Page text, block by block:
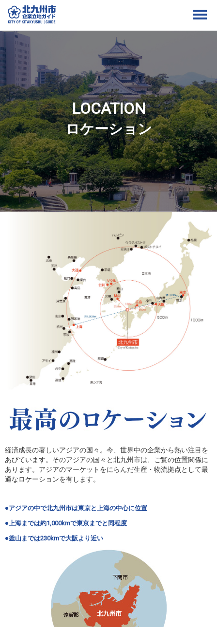
LOCATION
ロケーション
経済成長の著しいアジアの国々。今、世界中の企業から熱い注目を
あびています。そのアジアの国々と北九州市は、ご覧の位置関係に
あります。アジアのマーケットをにらんだ生産・物流拠点として最
適なロケーションを有します。
●アジアの中で北九州市は東京と上海の中心に位置
●上海までは約1,000kmで東京までと同程度
●釜山までは230kmで大阪より近い